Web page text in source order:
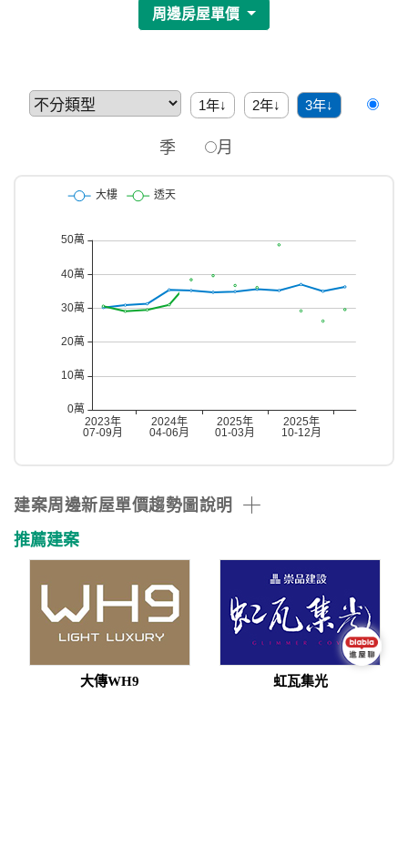
周邊房屋單價
1年↓ 2年↓ 3年↓
季 月
建案周邊新屋單價趨勢圖說明
推薦建案
大傳WH9 虹瓦集光